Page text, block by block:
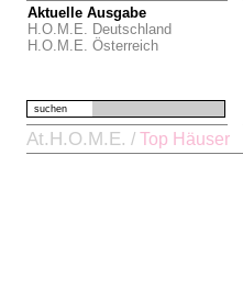
Aktuelle Ausgabe
H.O.M.E. Deutschland
H.O.M.E. Österreich
suchen
At.H.O.M.E. / Top Häuser